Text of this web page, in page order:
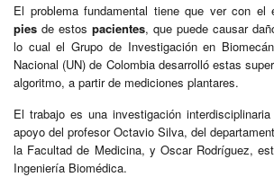
El problema fundamental tiene que ver con el
pies de estos pacientes, que puede causar
lo cual el Grupo de Investigación en
Nacional (UN) de Colombia desarrolló estas
algoritmo, a partir de mediciones plantares.
El trabajo es una investigación
apoyo del profesor Octavio Silva, del
la Facultad de Medicina, y Oscar Rodríguez,
Ingeniería Biomédica.